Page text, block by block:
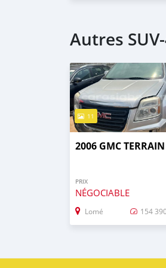
Autres
11
2006 GMC TERRAIN
PRIX
NÉGOCIABLE
Lomé 154